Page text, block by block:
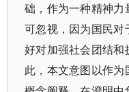
础，作为一种精神
可忽视，因为国民
好对加强社会团结
此，本文意图以作